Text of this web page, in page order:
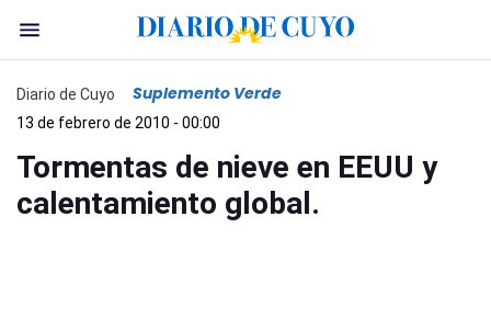
Diario de Cuyo Suplemento Verde
13 de febrero de 2010 - 00:00
Tormentas de nieve en EEUU y
calentamiento global.